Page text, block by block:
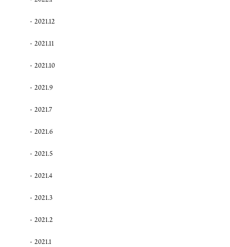
2021.12
2021.11
2021.10
2021.9
2021.7
2021.6
2021.5
2021.4
2021.3
2021.2
2021.1